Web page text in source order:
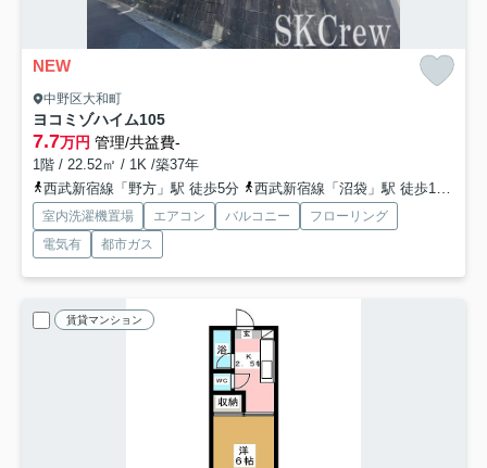
NEW
中野区大和町
ヨコミゾハイム105
7.7万円 管理/共益費-
1階 / 22.52㎡ / 1K /築37年
西武新宿線「野方」駅 徒歩5分
西武新宿線「沼袋」駅 徒歩17分
室内洗濯機置場 エアコン バルコニー
フローリング
電気有
都市ガス
賃貸マンション